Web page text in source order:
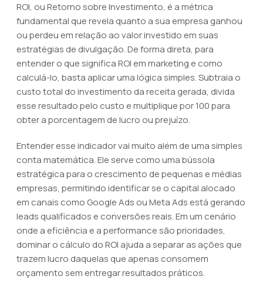
ROI, ou Retorno sobre Investimento, é a métrica
fundamental que revela quanto a sua empresa ganhou
ou perdeu em relação ao valor investido em suas
estratégias de divulgação. De forma direta, para
entender o que significa ROI em marketing e como
calculá-lo, basta aplicar uma lógica simples. Subtraia o
custo total do investimento da receita gerada, divida
esse resultado pelo custo e multiplique por 100 para
obter a porcentagem de lucro ou prejuízo.
Entender esse indicador vai muito além de uma simples
conta matemática. Ele serve como uma bússola
estratégica para o crescimento de pequenas e médias
empresas, permitindo identificar se o capital alocado
em canais como Google Ads ou Meta Ads está gerando
leads qualificados e conversões reais. Em um cenário
onde a eficiência e a performance são prioridades,
dominar o cálculo do ROI ajuda a separar as ações que
trazem lucro daquelas que apenas consomem
orçamento sem entregar resultados práticos.